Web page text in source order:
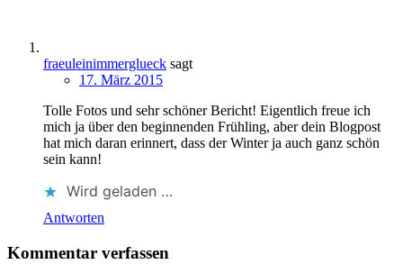
fraeuleinimmerglueck sagt
17. März 2015
Tolle Fotos und sehr schöner Bericht! Eigentlich freue ich
mich ja über den beginnenden Frühling, aber dein Blogpost
hat mich daran erinnert, dass der Winter ja auch ganz schön
sein kann!
Wird geladen …
Antworten
Kommentar verfassen